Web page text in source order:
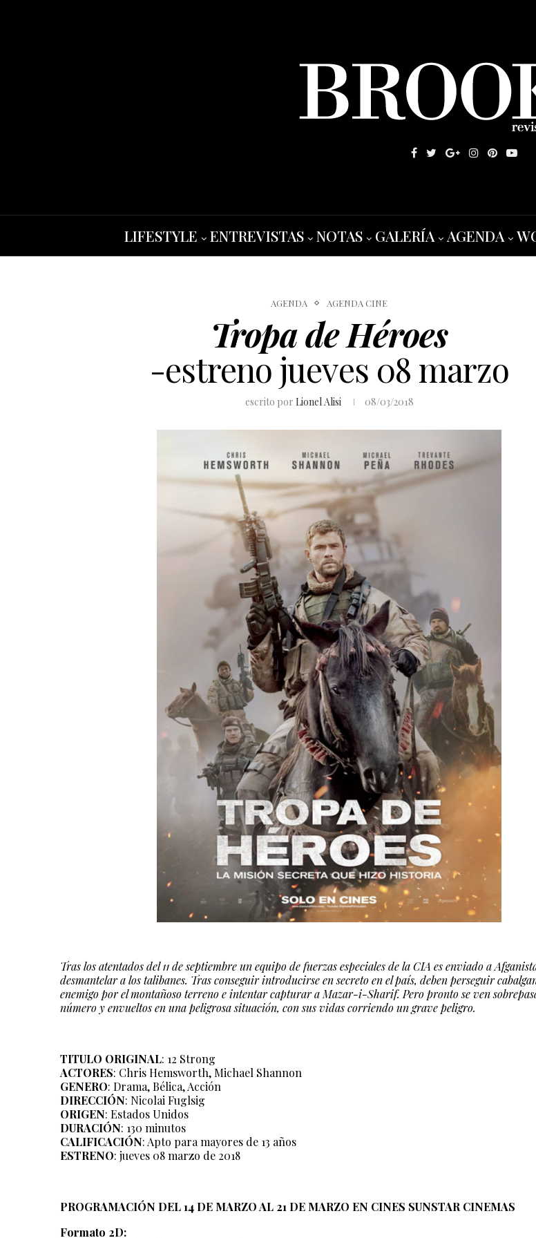
LIFESTYLE ENTREVISTAS NOTAS GALERÍA AGENDA
AGENDA AGENDA CINE
Tropa de Héroes
-estreno jueves 08 marzo
escrito por Lionel Alisi 08/03/2018
Tras los atentados del 11 de septiembre un equipo de fuerzas especiales de la CIA es enviado a
desmantelar a los talibanes. Tras conseguir introducirse en secreto en el país, deben perseguir
enemigo por el montañoso terreno e intentar capturar a Mazar-i-Sharif. Pero pronto se ven
número y envueltos en una peligrosa situación, con sus vidas corriendo un grave peligro.
TITULO ORIGINAL: 12 Strong
ACTORES: Chris Hemsworth, Michael Shannon
GENERO: Drama, Bélica, Acción
DIRECCIÓN: Nicolai Fuglsig
ORIGEN: Estados Unidos
DURACIÓN: 130 minutos
CALIFICACIÓN: Apto para mayores de 13 años
ESTRENO: jueves 08 marzo de 2018
PROGRAMACIÓN DEL 14 DE MARZO AL 21 DE MARZO EN CINES SUNSTAR CINEMAS
Formato 2D: